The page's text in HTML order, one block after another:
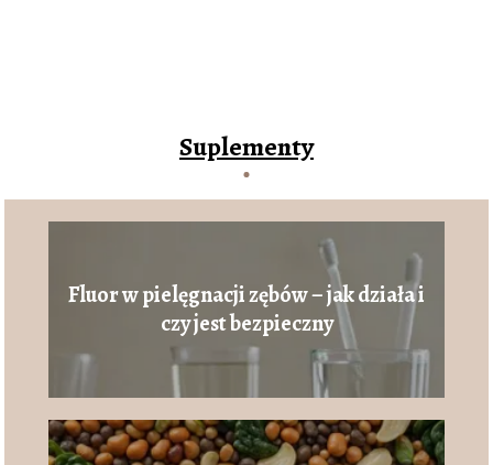
Suplementy
Fluor w pielęgnacji zębów – jak działa i
czy jest bezpieczny